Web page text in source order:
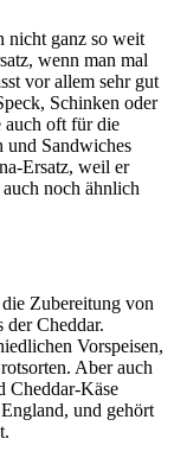
nicht ganz so weit
wenn man mal
vor allem sehr gut
Schinken oder
auch oft für die
und Sandwiches
Ersatz, weil er
noch ähnlich
Zubereitung von
der Cheddar.
Vorspeisen,
Aber auch
Cheddar-Käse
und gehört